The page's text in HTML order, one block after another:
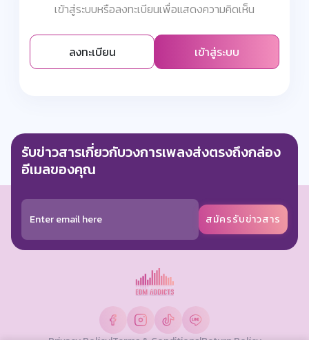
เข้าสู่ระบบหรือลงทะเบียนเพื่อแสดงความคิดเห็น
ลงทะเบียน เข้าสู่ระบบ
รับข่าวสารเกี่ยวกับวงการเพลงส่งตรงถึงกล่อง
อีเมลของคุณ
สมัครรับข่าวสาร